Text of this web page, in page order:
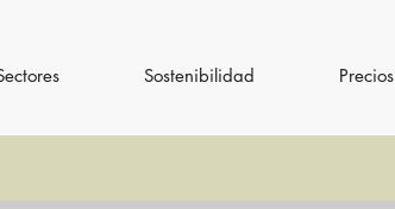
Sostenibilidad Precios